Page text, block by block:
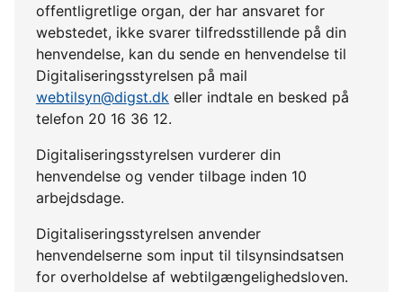
offentligretlige organ, der har ansvaret for
webstedet, ikke svarer tilfredsstillende på din
henvendelse, kan du sende en henvendelse til
Digitaliseringsstyrelsen på mail
webtilsyn@digst.dk eller indtale en besked på
telefon 20 16 36 12.
Digitaliseringsstyrelsen vurderer din
henvendelse og vender tilbage inden 10
arbejdsdage.
Digitaliseringsstyrelsen anvender
henvendelserne som input til tilsynsindsatsen
for overholdelse af webtilgængelighedsloven.